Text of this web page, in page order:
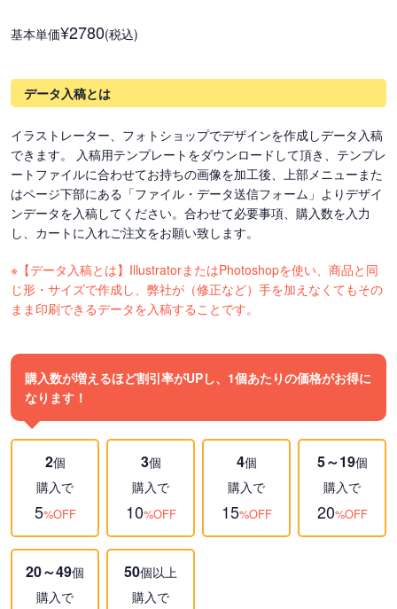
基本単価¥2780(税込)
データ入稿とは
イラストレーター、フォトショップでデザインを作成しデータ入稿
できます。 入稿用テンプレートをダウンロードして頂き、テンプレ
ートファイルに合わせてお持ちの画像を加工後、上部メニューまた
はページ下部にある「ファイル・データ送信フォーム」よりデザイ
ンデータを入稿してください。合わせて必要事項、購入数を入力
し、カートに入れご注文をお願い致します。
※【データ入稿とは】IllustratorまたはPhotoshopを使い、商品と同
じ形・サイズで作成し、弊社が（修正など）手を加えなくてもその
まま印刷できるデータを入稿することです。
購入数が増えるほど割引率がUPし、1個あたりの価格がお得に
なります！
2個
購入で
5%OFF
3個
購入で
10%OFF
4個
購入で
15%OFF
5～19個
購入で
20%OFF
20～49個
購入で
50個以上
購入で